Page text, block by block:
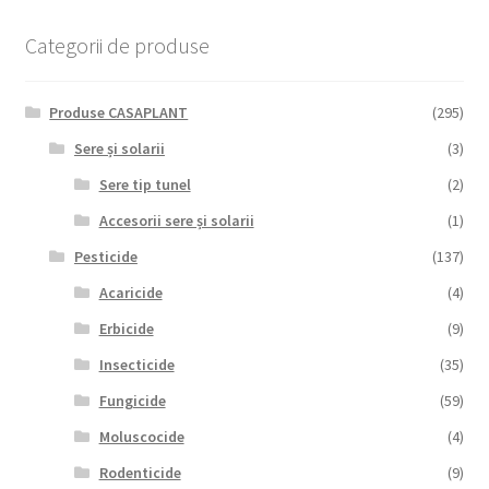
Categorii de produse
Produse CASAPLANT
(295)
Sere și solarii
(3)
Sere tip tunel
(2)
Accesorii sere și solarii
(1)
Pesticide
(137)
Acaricide
(4)
Erbicide
(9)
Insecticide
(35)
Fungicide
(59)
Moluscocide
(4)
Rodenticide
(9)